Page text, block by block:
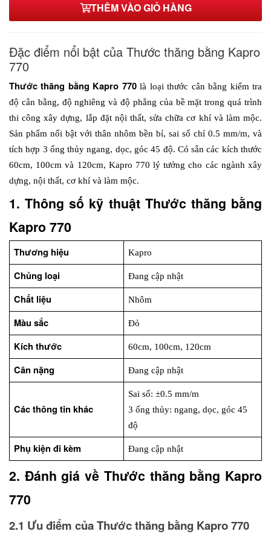
THÊM VÀO GIỎ HÀNG
Đặc điểm nổi bật của Thước thăng bằng Kapro
770
Thước thăng bằng Kapro 770 là loại thước cân bằng kiểm tra
độ cân bằng, độ nghiêng và độ phẳng của bề mặt trong quá trình
thi công xây dựng, lắp đặt nội thất, sửa chữa cơ khí và làm mộc.
Sản phẩm nổi bật với thân nhôm bền bỉ, sai số chỉ 0.5 mm/m, và
tích hợp 3 ống thủy ngang, dọc, góc 45 độ. Có sẵn các kích thước
60cm, 100cm và 120cm, Kapro 770 lý tưởng cho các ngành xây
dựng, nội thất, cơ khí và làm mộc.
1. Thông số kỹ thuật Thước thăng bằng
Kapro 770
Thương hiệu Kapro
Chủng loại Đang cập nhật
Chất liệu Nhôm
Màu sắc Đỏ
Kích thước 60cm, 100cm, 120cm
Cân nặng Đang cập nhật
Các thông tin khác
Sai số: ±0.5 mm/m
3 ống thủy: ngang, dọc, góc 45
độ
Phụ kiện đi kèm Đang cập nhật
2. Đánh giá về Thước thăng bằng Kapro
770
2.1 Ưu điểm của Thước thăng bằng Kapro 770